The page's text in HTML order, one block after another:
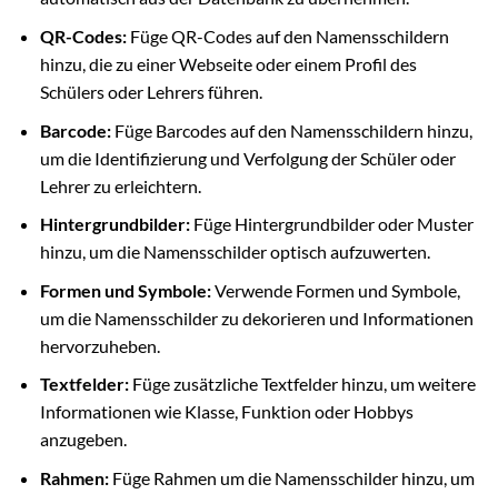
QR-Codes:Füge QR-Codes auf den Namensschildern
hinzu, die zu einer Webseite oder einem Profil des
Schülers oder Lehrers führen.
Barcode:Füge Barcodes auf den Namensschildern hinzu,
um die Identifizierung und Verfolgung der Schüler oder
Lehrer zu erleichtern.
Hintergrundbilder:Füge Hintergrundbilder oder Muster
hinzu, um die Namensschilder optisch aufzuwerten.
Formen und Symbole:Verwende Formen und Symbole,
um die Namensschilder zu dekorieren und Informationen
hervorzuheben.
Textfelder:Füge zusätzliche Textfelder hinzu, um weitere
Informationen wie Klasse, Funktion oder Hobbys
anzugeben.
Rahmen:Füge Rahmen um die Namensschilder hinzu, um